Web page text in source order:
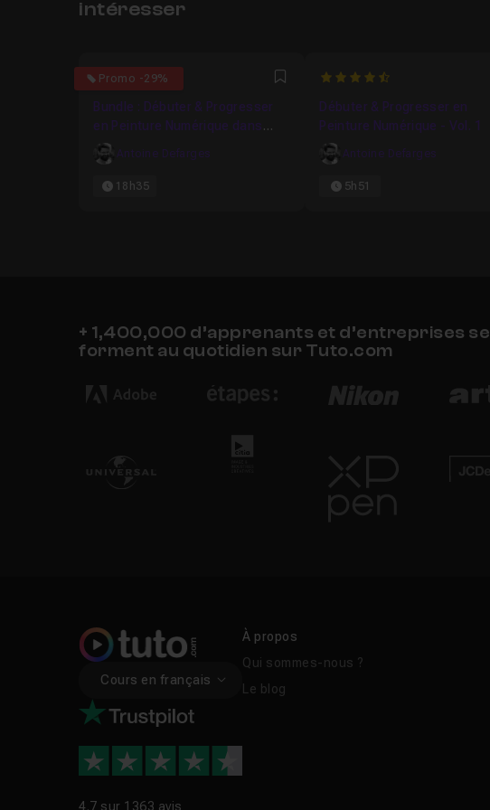
intéresser
Promo -29%
4.9285714285714 Favori
Bundle : Débuter & Progresser
en Peinture Numérique dans
Photoshop
Antoine Defarges
18h35
4.8227848101266
Débuter & Progresser en
Peinture Numérique - Vol. 1
Antoine Defarges
5h51
+ 1,400,000 d’apprenants et d’entreprises se
forment au quotidien sur Tuto.com
Cours en français
4.7 sur 1363 avis
À propos
Qui sommes-nous ?
Le blog